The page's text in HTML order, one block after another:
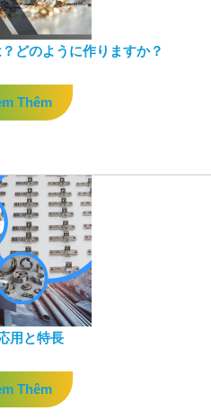
どのように作りますか？
Thêm
用と特長
Thêm